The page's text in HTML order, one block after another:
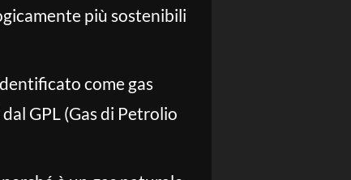
più sostenibili
come gas
GPL (Gas di Petrolio